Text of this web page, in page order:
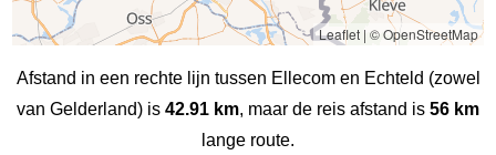
Leaflet| © OpenStreetMap
Afstand in een rechte lijn tussen Ellecom en Echteld (zowel
van Gelderland) is 42.91 km, maar de reis afstand is 56 km
lange route.